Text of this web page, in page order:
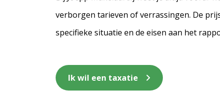
verborgen tarieven of verrassingen. De
specifieke situatie en de eisen aan het
Ik wil een taxatie